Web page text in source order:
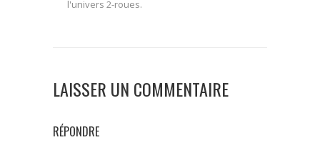
l'univers 2-roues.
LAISSER UN COMMENTAIRE
RÉPONDRE